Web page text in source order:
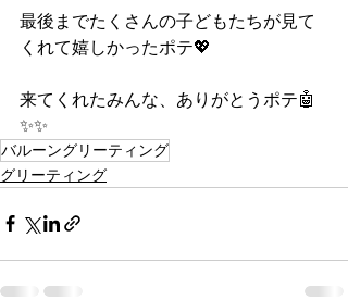
最後までたくさんの子どもたちが見て
くれて嬉しかったポテ💖
来てくれたみんな、ありがとうポテ🤖
✨✨
バルーングリーティング
グリーティング